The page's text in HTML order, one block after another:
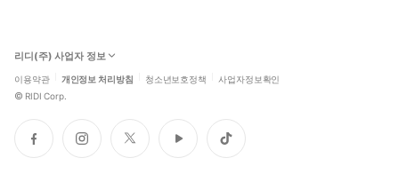
리디(주) 사업자 정보
이용약관 개인정보 처리방침 청소년보호정책 사업자정보확인
© RIDI Corp.
페
이
인
스
트
위
유
튜
틱
톡